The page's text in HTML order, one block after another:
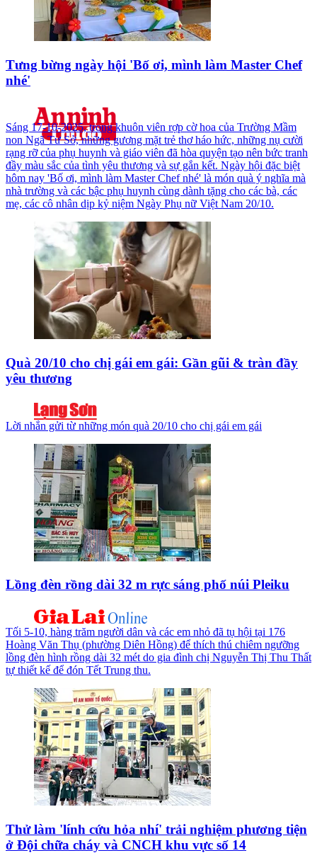
Tưng bừng ngày hội 'Bố ơi, mình làm Master Chef
nhé'
Sáng 17-10-2025, trong khuôn viên rợp cờ hoa của Trường Mầm
non Ngã Tư Sở, những gương mặt trẻ thơ háo hức, những nụ cười
rạng rỡ của phụ huynh và giáo viên đã hòa quyện tạo nên bức tranh
đầy màu sắc của tình yêu thương và sự gắn kết. Ngày hội đặc biệt
hôm nay 'Bố ơi, mình làm Master Chef nhé' là món quà ý nghĩa mà
nhà trường và các bậc phụ huynh cùng dành tặng cho các bà, các
mẹ, các cô nhân dịp kỷ niệm Ngày Phụ nữ Việt Nam 20/10.
Quà 20/10 cho chị gái em gái: Gần gũi & tràn đầy
yêu thương
Lời nhắn gửi từ những món quà 20/10 cho chị gái em gái
Lồng đèn rồng dài 32 m rực sáng phố núi Pleiku
Tối 5-10, hàng trăm người dân và các em nhỏ đã tụ hội tại 176
Hoàng Văn Thụ (phường Diên Hồng) để thích thú chiêm ngưỡng
lồng đèn hình rồng dài 32 mét do gia đình chị Nguyễn Thị Thu Thất
tự thiết kế để đón Tết Trung thu.
Thử làm 'lính cứu hỏa nhí' trải nghiệm phương tiện
ở Đội chữa cháy và CNCH khu vực số 14